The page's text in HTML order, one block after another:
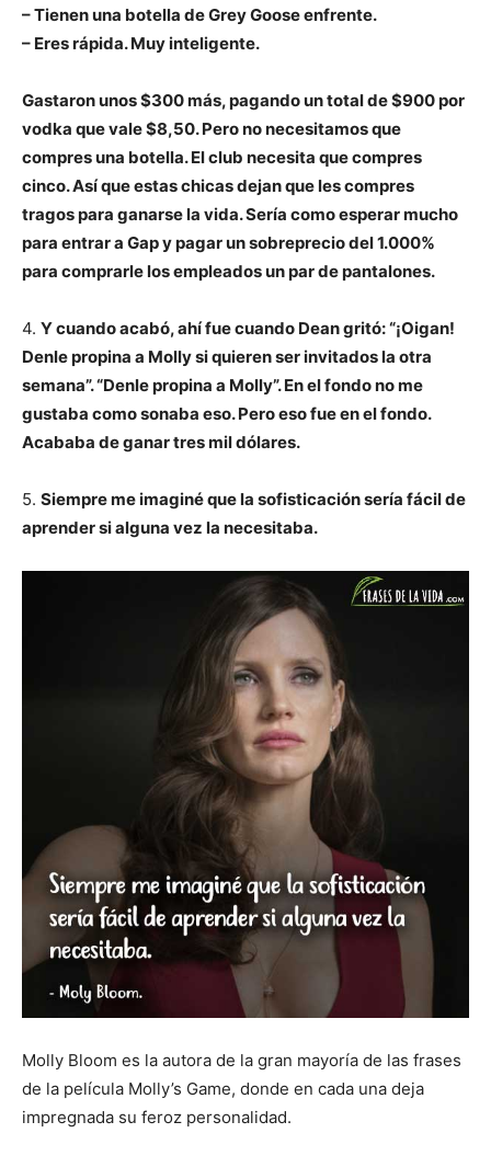
– Tienen una botella de Grey Goose enfrente.
– Eres rápida. Muy inteligente.
Gastaron unos $300 más, pagando un total de $900 por
vodka que vale $8,50. Pero no necesitamos que
compres una botella. El club necesita que compres
cinco. Así que estas chicas dejan que les compres
tragos para ganarse la vida. Sería como esperar mucho
para entrar a Gap y pagar un sobreprecio del 1.000%
para comprarle los empleados un par de pantalones.
4. Y cuando acabó, ahí fue cuando Dean gritó: “¡Oigan!
Denle propina a Molly si quieren ser invitados la otra
semana”. “Denle propina a Molly”. En el fondo no me
gustaba como sonaba eso. Pero eso fue en el fondo.
Acababa de ganar tres mil dólares.
5. Siempre me imaginé que la sofisticación sería fácil de
aprender si alguna vez la necesitaba.
Molly Bloom es la autora de la gran mayoría de las frases
de la película Molly’s Game, donde en cada una deja
impregnada su feroz personalidad.